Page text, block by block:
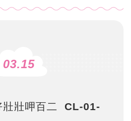
03.15
壯壯呷百二 CL-01-